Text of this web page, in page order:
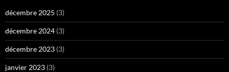
décembre 2025 (3)
décembre 2024 (3)
décembre 2023 (3)
janvier 2023 (3)